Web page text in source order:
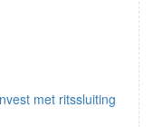
met ritssluiting